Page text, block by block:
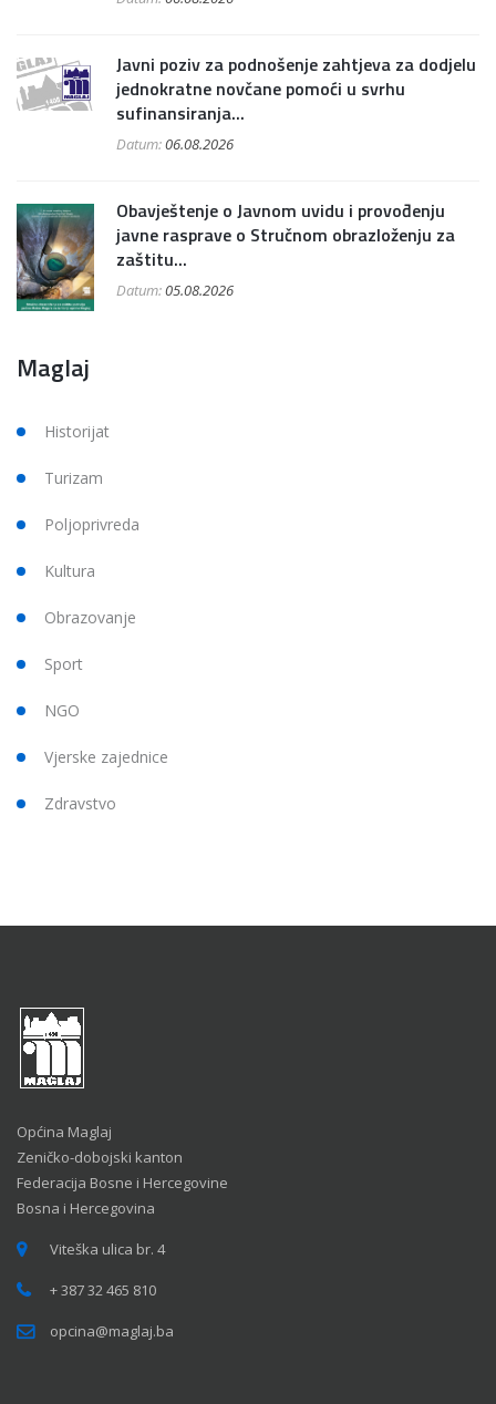
Javni poziv za podnošenje zahtjeva za dodjelu
jednokratne novčane pomoći u svrhu
sufinansiranja...
Datum:06.08.2026
Obavještenje o Javnom uvidu i provođenju
javne rasprave o Stručnom obrazloženju za
zaštitu...
Datum:05.08.2026
Maglaj
Historijat
Turizam
Poljoprivreda
Kultura
Obrazovanje
Sport
NGO
Vjerske zajednice
Zdravstvo
Općina Maglaj
Zeničko-dobojski kanton
Federacija Bosne i Hercegovine
Bosna i Hercegovina
Viteška ulica br. 4
+ 387 32 465 810
opcina@maglaj.ba